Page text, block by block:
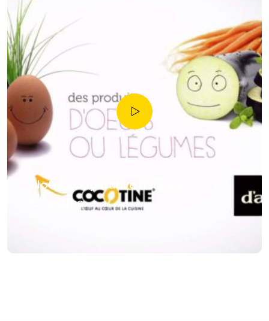
Notre coopérative daucy &
Cocotine